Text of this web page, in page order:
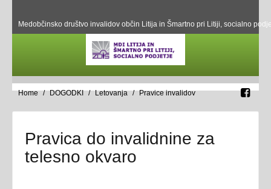
Medobčinsko društvo invalidov občin Litija in Šmartno pri Litiji, socialno
Home DOGODKI Letovanja Pravice invalidov
Pravica do invalidnine za
telesno okvaro